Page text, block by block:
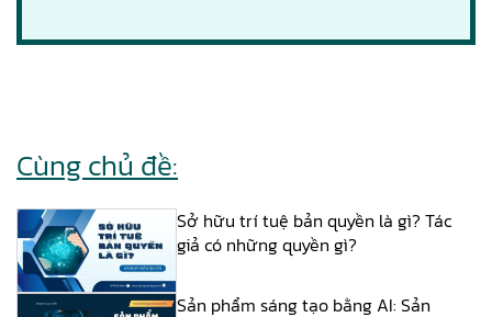
Cùng chủ đề:
Sở hữu trí tuệ bản quyền là gì? Tác
giả có những quyền gì?
Sản phẩm sáng tạo bằng AI: Sản